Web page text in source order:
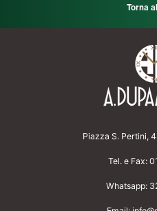
Torna
Piazza S. Pertini,
Tel. e Fax:
Whatsapp: